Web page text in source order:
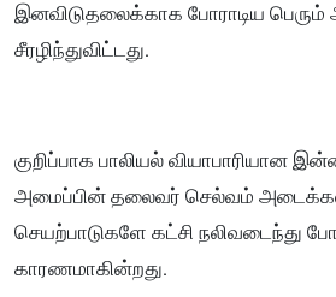
இனவிடுதலைக்காக போராடிய பெரும்
சீரழிந்துவிட்டது.
குறிப்பாக பாலியல் வியாபாரியான
அமைப்பின் தலைவர் செல்வம்
செயற்பாடுகளே கட்சி நலிவடைந்து
காரணமாகின்றது.